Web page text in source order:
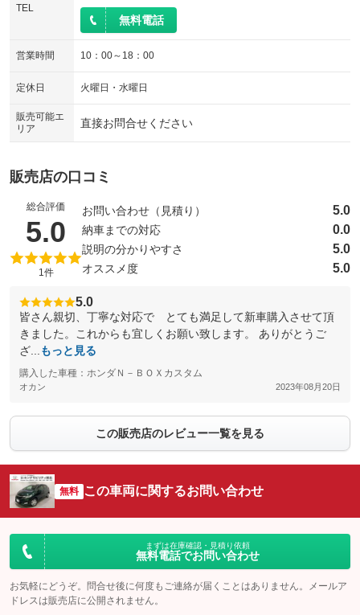
TEL
無料電話
営業時間 10：00～18：00
定休日 火曜日・水曜日
販売可能エ
リア
直接お問合せください
販売店の口コミ
総合評価
5.0 （5点満点中）
1件
お問い合わせ（見積り） 5.0
納車までの対応 0.0
説明の分かりやすさ 5.0
オススメ度 5.0
5.0
皆さん親切、丁寧な対応で とても満足して新車購入させて頂
きました。これからも宜しくお願い致します。 ありがとうご
ざ...
もっと見る
購入した車種：ホンダＮ－ＢＯＸカスタム
オカン 2023年08月20日
この販売店のレビュー一覧を見る
無料 この車両に関するお問い合わせ
まずは在庫確認・見積り依頼
無料電話でお問い合わせ
お気軽にどうぞ。問合せ後に何度もご連絡が届くことはありません。メールア
ドレスは販売店に公開されません。